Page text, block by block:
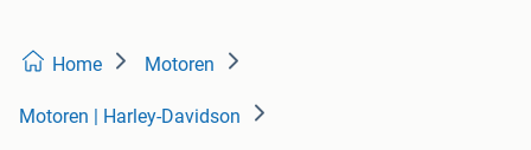
Home Motoren
Motoren | Harley-Davidson